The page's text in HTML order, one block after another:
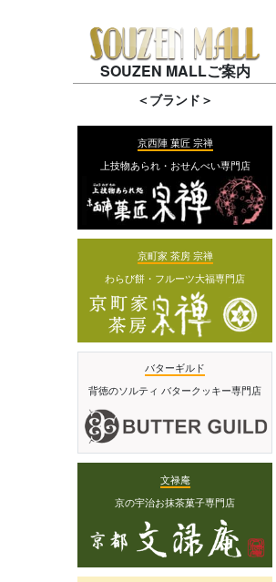
SOUZEN MALLご案内
＜ブランド＞
京西陣 菓匠 宗禅
上技物あられ・おせんべい専門店
京町家 茶房 宗禅
わらび餅・フルーツ大福専門店
バターギルド
背徳のソルティ バタークッキー専門店
文禄庵
京の宇治お抹茶菓子専門店